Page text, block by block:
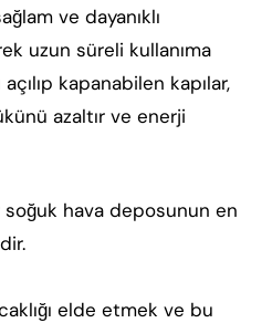
ve dayanıklı
uzun süreli kullanıma
kapanabilen kapılar,
azaltır ve enerji
hava deposunun en
elde etmek ve bu